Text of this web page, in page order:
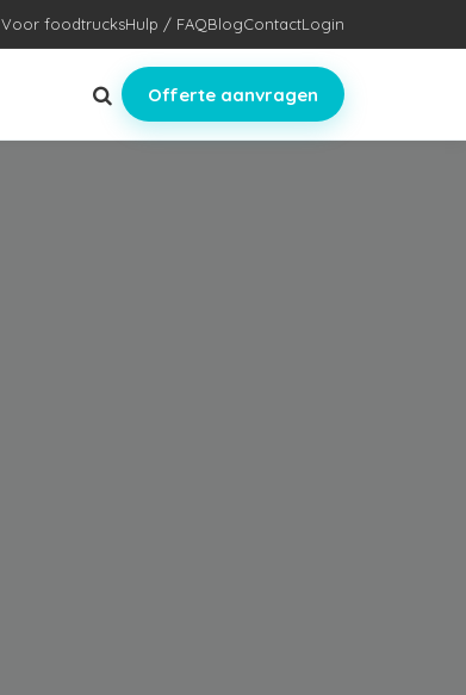
Voor foodtrucksHulp / FAQBlogContactLogin
Offerte aanvragen